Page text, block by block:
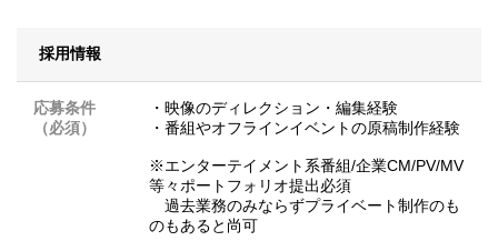
採用情報
応募条件
（必須）
・映像のディレクション・編集経験
・番組やオフラインイベントの原稿制作経験
※エンターテイメント系番組/企業CM/PV/MV
等々ポートフォリオ提出必須
過去業務のみならずプライベート制作のも
のもあると尚可